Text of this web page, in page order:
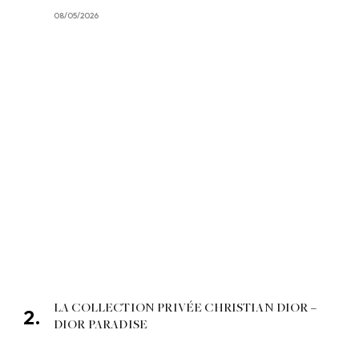
08/05/2026
LA COLLECTION PRIVÉE CHRISTIAN DIOR –
DIOR PARADISE